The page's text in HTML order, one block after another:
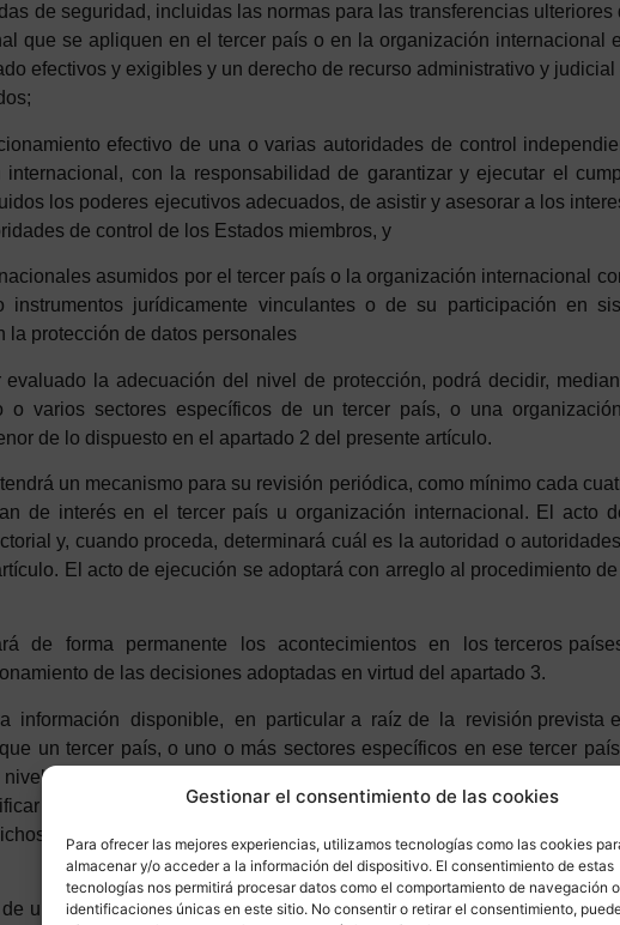
Gestionar el consentimiento de las cookies
Para ofrecer las mejores experiencias, utilizamos tecnologías como las cookies
almacenar y/o acceder a la información del dispositivo. El consentimiento de estas
tecnologías nos permitirá procesar datos como el comportamiento de navegación
identificaciones únicas en este sitio. No consentir o retirar el consentimiento,
de seguridad, incluidas las normas para las transferencias
que se apliquen en el tercer país o en la organización internacional
efectivos y exigibles y un derecho de recurso administrativo y
efectivo de una o varias autoridades de control
internacional, con la responsabilidad de garantizar y ejecutar el
los poderes ejecutivos adecuados, de asistir y asesorar a los
de control de los Estados miembros, y
asumidos por el tercer país o la organización internacional
instrumentos jurídicamente vinculantes o de su participación en
la protección de datos personales
evaluado la adecuación del nivel de protección, podrá decidir,
o varios sectores específicos de un tercer país, o una
de lo dispuesto en el apartado 2 del presente artículo.
un mecanismo para su revisión periódica, como mínimo cada
de interés en el tercer país u organización internacional. El acto
y, cuando proceda, determinará cuál es la autoridad o
El acto de ejecución se adoptará con arreglo al procedimiento
de forma permanente los acontecimientos en los terceros paí
de las decisiones adoptadas en virtud del apartado 3.
disponible, en particular a raíz de la revisión prevista
un tercer país, o uno o más sectores específicos en ese tercer
de protección adecuado a tenor de lo dispuesto en el apartado
o suspender la decisión a que se refiere el apartado 3 del
actos de ejecución se adoptarán de acuerdo con el
urgencia debidamente justificadas, la Comisión adoptará actos de